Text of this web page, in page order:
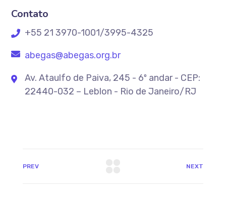
Contato
+55 21 3970-1001/3995-4325
abegas@abegas.org.br
Av. Ataulfo de Paiva, 245 - 6º andar - CEP:
22440-032 – Leblon - Rio de Janeiro/RJ
PREV NEXT